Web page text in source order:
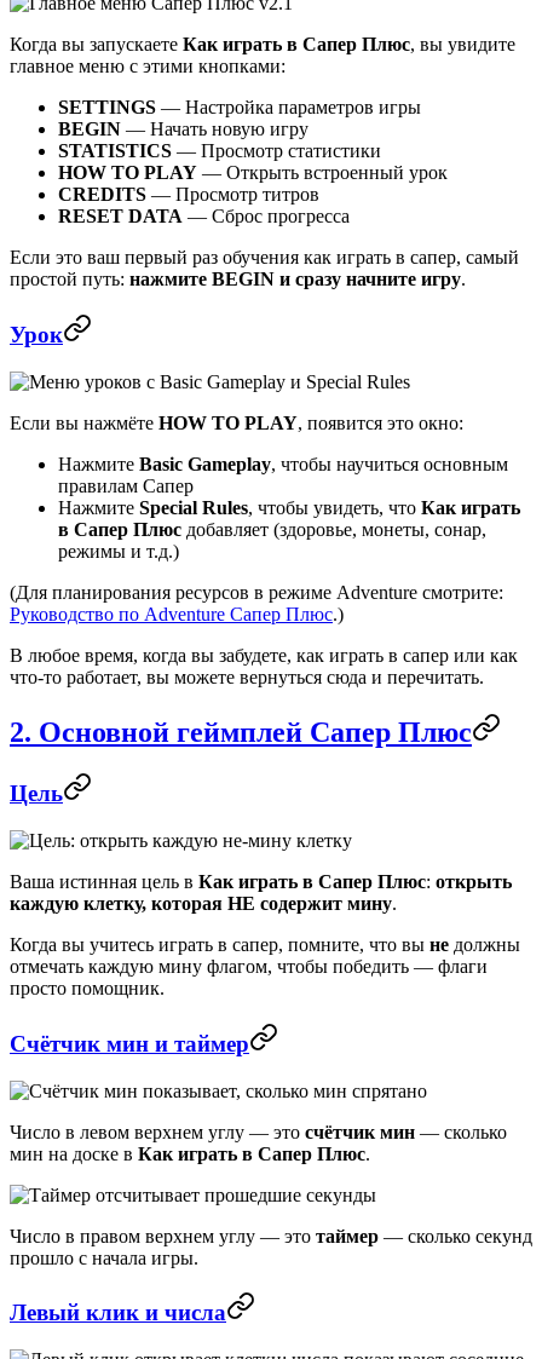
Когда вы запускаете Как играть в Сапер Плюс, вы увидите
главное меню с этими кнопками:
SETTINGS — Настройка параметров игры
BEGIN — Начать новую игру
STATISTICS — Просмотр статистики
HOW TO PLAY — Открыть встроенный урок
CREDITS — Просмотр титров
RESET DATA — Сброс прогресса
Если это ваш первый раз обучения как играть в сапер, самый
простой путь: нажмите BEGIN и сразу начните игру.
Урок
Если вы нажмёте HOW TO PLAY, появится это окно:
Нажмите Basic Gameplay, чтобы научиться основным
правилам Сапер
Нажмите Special Rules, чтобы увидеть, что Как играть
в Сапер Плюс добавляет (здоровье, монеты, сонар,
режимы и т.д.)
(Для планирования ресурсов в режиме Adventure смотрите:
Руководство по Adventure Сапер Плюс.)
В любое время, когда вы забудете, как играть в сапер или как
что-то работает, вы можете вернуться сюда и перечитать.
2. Основной геймплей Сапер Плюс
Цель
Ваша истинная цель в Как играть в Сапер Плюс: открыть
каждую клетку, которая НЕ содержит мину.
Когда вы учитесь играть в сапер, помните, что вы не должны
отмечать каждую мину флагом, чтобы победить — флаги
просто помощник.
Счётчик мин и таймер
Число в левом верхнем углу — это счётчик мин — сколько
мин на доске в Как играть в Сапер Плюс.
Число в правом верхнем углу — это таймер — сколько секунд
прошло с начала игры.
Левый клик и числа